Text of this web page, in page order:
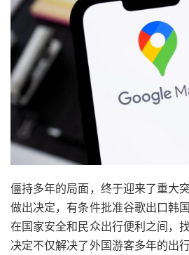
僵持多年的局面，终于迎来了重大
做出决定，有条件批准谷歌出口韩
在国家安全和民众出行便利之间，
决定不仅解决了外国游客多年的出